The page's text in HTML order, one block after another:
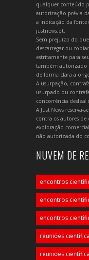
qualquer conteúdo
autorização prévia
a indicação da fonte
justnews.pt.
Sem prejuízo do
descarregar ou
estritamente para
também autorizado
de forma clara a
A usurpação,
usurpado ou
concorrência
A Just News
contra os autores
exploração
não autorizada do
NUVEM DE
encontros
encontros
encontros
reuniões
reuniões